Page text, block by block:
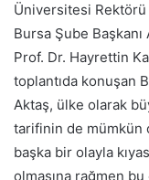
Üniversitesi Rektörü
Bursa Şube
Prof. Dr. Hayrettin
toplantıda konuşan
Aktaş, ülke olarak
tarifinin de mümkün
başka bir olayla
olmasına rağmen